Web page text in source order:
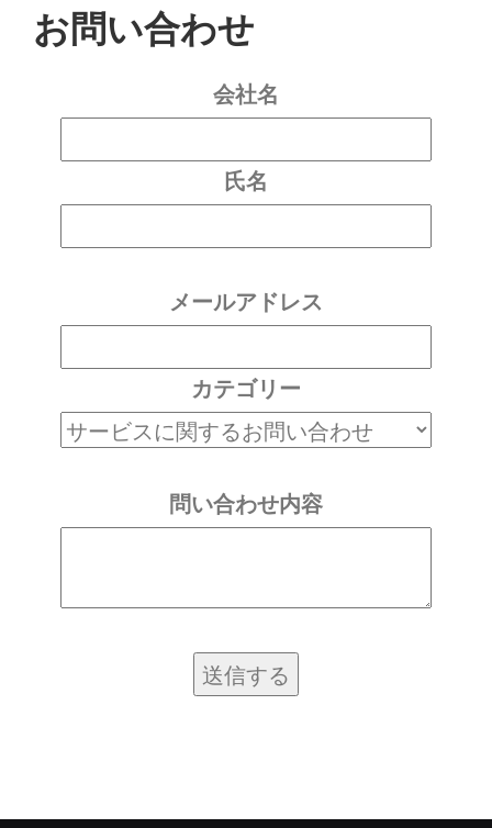
お問い合わせ
会社名
氏名
メールアドレス
カテゴリー
問い合わせ内容
送信する